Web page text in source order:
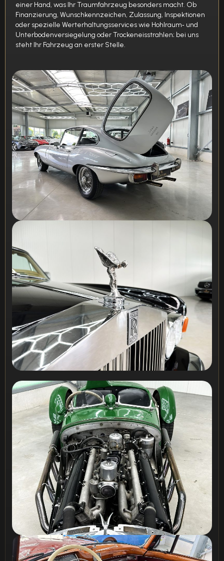
einer Hand, was Ihr Traumfahrzeug besonders macht. Ob
Finanzierung, Wunschkennzeichen, Zulassung, Inspektionen
oder spezielle Werterhaltungs­services wie Hohlraum‑ und
Unterboden­versiegelung oder Trockeneisstrahlen; bei uns
steht Ihr Fahrzeug an erster Stelle.